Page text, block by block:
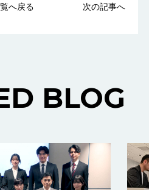
へ戻る 次の記事へ
BLOG